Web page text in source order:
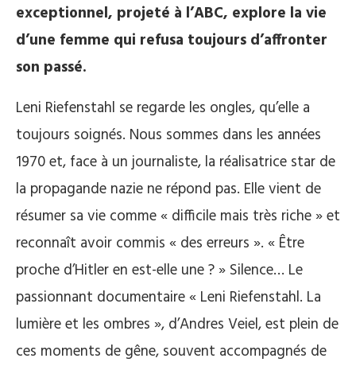
exceptionnel, projeté à l’ABC, explore la vie
d’une femme qui refusa toujours d’affronter
son passé.
Leni Riefenstahl se regarde les ongles, qu’elle a
toujours soignés. Nous sommes dans les années
1970 et, face à un journaliste, la réalisatrice star de
la propagande nazie ne répond pas. Elle vient de
résumer sa vie comme « difficile mais très riche » et
reconnaît avoir commis « des erreurs ». « Être
proche d’Hitler en est-elle une ? » Silence… Le
passionnant documentaire « Leni Riefenstahl. La
lumière et les ombres », d’Andres Veiel, est plein de
ces moments de gêne, souvent accompagnés de